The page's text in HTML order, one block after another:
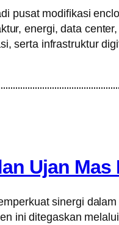
pusat modifikasi
energi, data
serta infrastruktur
Ujan Mas
sinergi
ini ditegaskan